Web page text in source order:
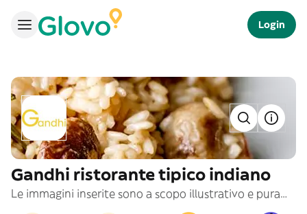
Login
Gandhi ristorante tipico indiano
Le immagini inserite sono a scopo illustrativo e puramente indicativo